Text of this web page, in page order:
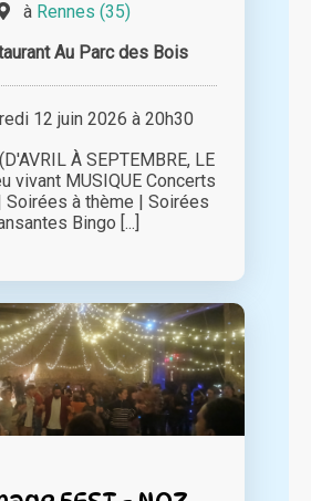
à Rennes (35)
Au Parc des Bois
12 juin 2026 à 20h30
À SEPTEMBRE, LE
vivant MUSIQUE Concerts
| Soirées à thème | Soirées
Bingo [...]